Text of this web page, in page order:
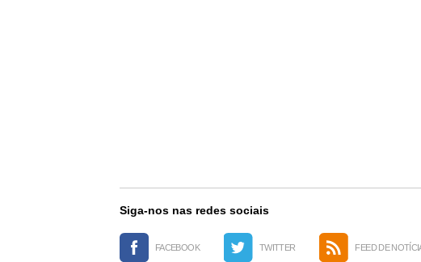
Siga-nos nas redes sociais
FACEBOOK TWITTER FEED DE